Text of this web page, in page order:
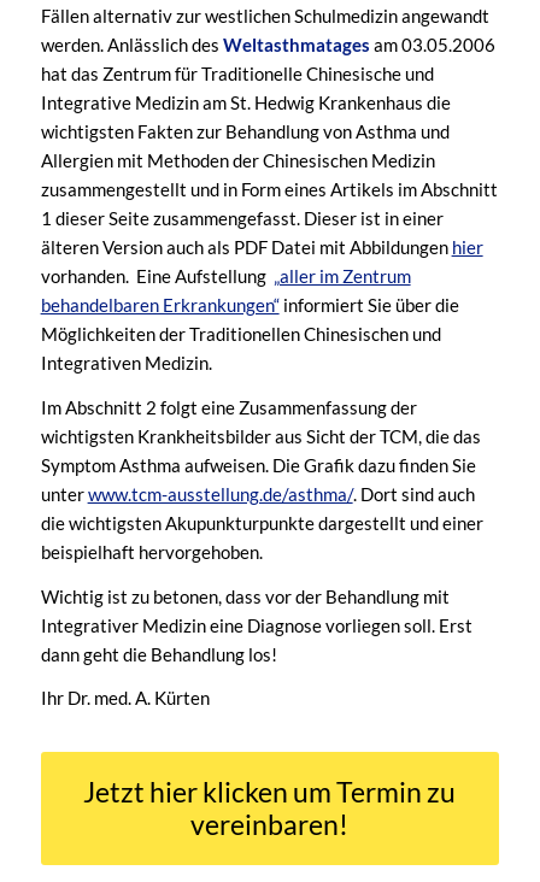
Fällen alternativ zur westlichen Schulmedizin angewandt
werden. Anlässlich des Weltasthmatages am 03.05.2006
hat das Zentrum für Traditionelle Chinesische und
Integrative Medizin am St. Hedwig Krankenhaus die
wichtigsten Fakten zur Behandlung von Asthma und
Allergien mit Methoden der Chinesischen Medizin
zusammengestellt und in Form eines Artikels im Abschnitt
1 dieser Seite zusammengefasst. Dieser ist in einer
älteren Version auch als PDF Datei mit Abbildungen hier
vorhanden. Eine Aufstellung „aller im Zentrum
behandelbaren Erkrankungen“informiert Sie über die
Möglichkeiten der Traditionellen Chinesischen und
Integrativen Medizin.
Im Abschnitt 2 folgt eine Zusammenfassung der
wichtigsten Krankheitsbilder aus Sicht der TCM, die das
Symptom Asthma aufweisen. Die Grafik dazu finden Sie
unterwww.tcm-ausstellung.de/asthma/. Dort sind auch
die wichtigsten Akupunkturpunkte dargestellt und einer
beispielhaft hervorgehoben.
Wichtig ist zu betonen, dass vor der Behandlung mit
Integrativer Medizin eine Diagnose vorliegen soll. Erst
dann geht die Behandlung los!
Ihr Dr. med. A. Kürten
Jetzt hier klicken um Termin zu
vereinbaren!